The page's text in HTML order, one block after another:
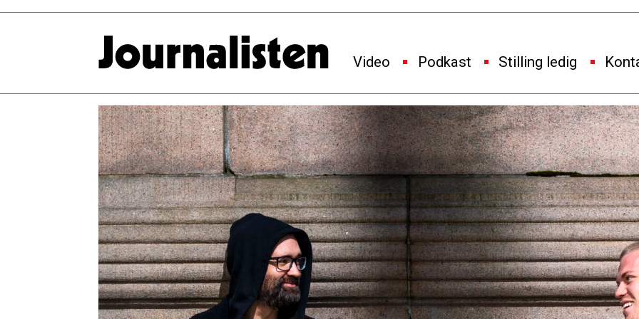
Video Podkast Stilling ledig
brennpunkt